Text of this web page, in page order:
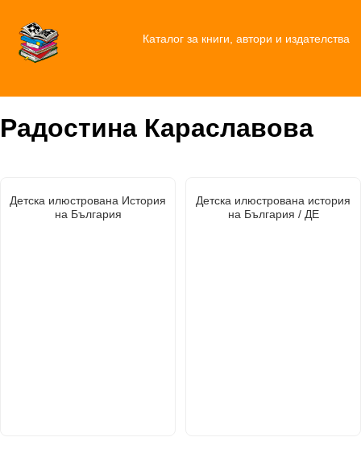
Каталог за книги, автори и издателства
Радостина Караславова
Детска илюстрована История
на България
Детска илюстрована история
на България / ДЕ